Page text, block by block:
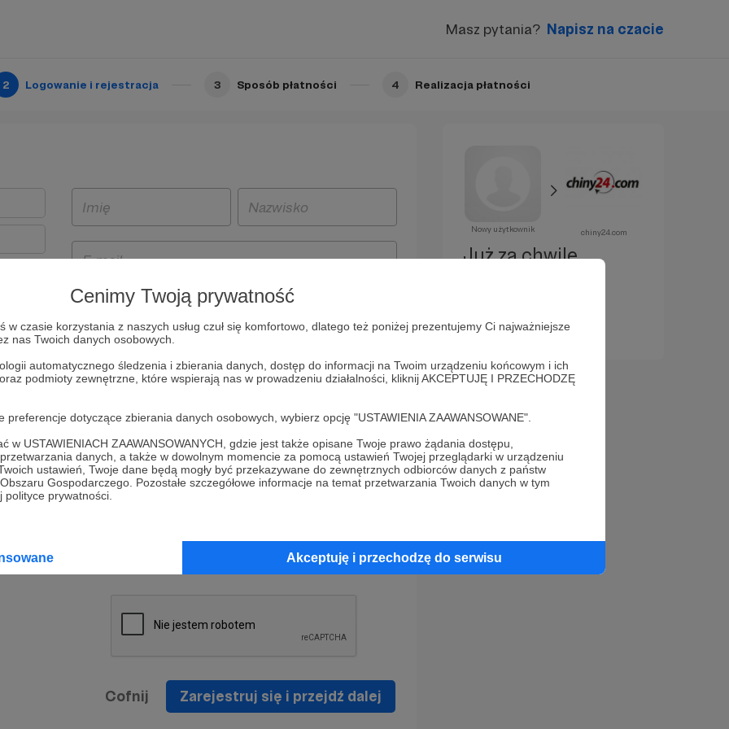
Cenimy Twoją prywatność
w czasie korzystania z naszych usług czuł się komfortowo, dlatego też poniżej prezentujemy Ci najważniejsze
nas Twoich danych osobowych.
automatycznego śledzenia i zbierania danych, dostęp do informacji na Twoim urządzeniu końcowym i ich
podmioty zewnętrzne, które wspierają nas w prowadzeniu działalności, kliknij AKCEPTUJĘ I PRZECHODZĘ
dotyczące zbierania danych osobowych, wybierz opcję "USTAWIENIA ZAAWANSOWANE".
w USTAWIENIACH ZAAWANSOWANYCH, gdzie jest także opisane Twoje prawo żądania dostępu,
danych, a także w dowolnym momencie za pomocą ustawień Twojej przeglądarki w urządzeniu
ustawień, Twoje dane będą mogły być przekazywane do zewnętrznych odbiorców danych z państw
Gospodarczego. Pozostałe szczegółowe informacje na temat przetwarzania Twoich danych w tym
prywatności.
Akceptuję i przechodzę do serwisu
Masz pytania? Napisz na czacie
2 Logowanie i rejestracja 3 Sposób płatności 4 Realizacja płatności
i
będą
z
prawo
na
Politykę Prywatności
* Wyrażam zgodę na przetwarzanie moich danych
osobowych podanych w formularzu rejestracyjnym w celu
prawidłowego świadczenia usług serwisu Patronite.
informacji handlowych - newslettera. Opcja ta może zostać
Cofnij Zarejestruj się i przejdź dalej
Nowy użytkownik chiny24.com
Już za chwilę